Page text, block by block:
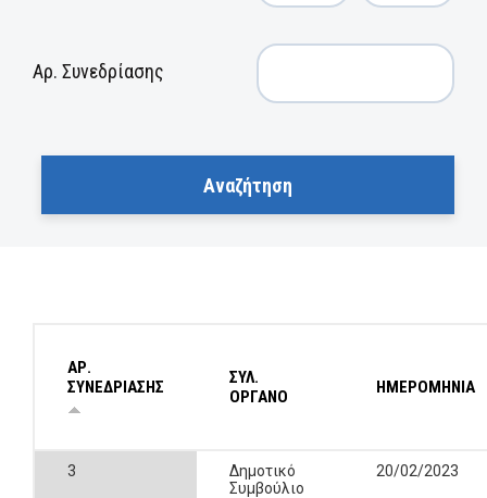
Αρ. Συνεδρίασης
ΑΡ.
ΣΥΝΕΔΡΙΑΣΗΣ
ΣΥΛ.
ΟΡΓΑΝΟ
ΗΜΕΡΟΜΗΝΙΑ
3
Δημοτικό
Συμβούλιο
20/02/2023